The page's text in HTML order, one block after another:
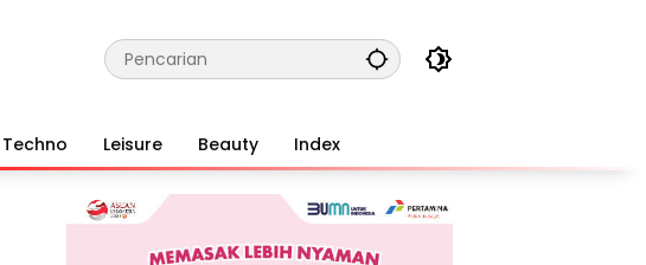
Techno Leisure Beauty Index